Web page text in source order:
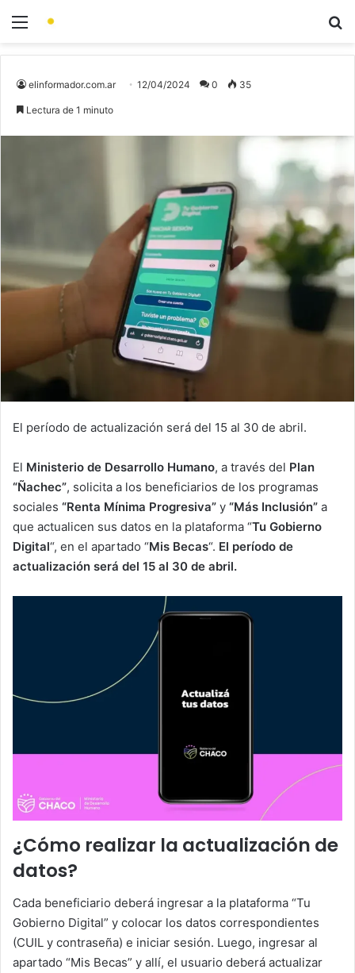
elinformador.com.ar 12/04/2024 0 35
Lectura de 1 minuto
El período de actualización será del 15 al 30 de abril.
El Ministerio de Desarrollo Humano, a través del Plan
“Ñachec”, solicita a los beneficiarios de los programas
sociales “Renta Mínima Progresiva” y “Más Inclusión” a
que actualicen sus datos en la plataforma “Tu Gobierno
Digital“, en el apartado “Mis Becas“. El período de
actualización será del 15 al 30 de abril.
¿Cómo realizar la actualización de
datos?
Cada beneficiario deberá ingresar a la plataforma “Tu
Gobierno Digital” y colocar los datos correspondientes
(CUIL y contraseña) e iniciar sesión. Luego, ingresar al
apartado “Mis Becas” y allí, el usuario deberá actualizar